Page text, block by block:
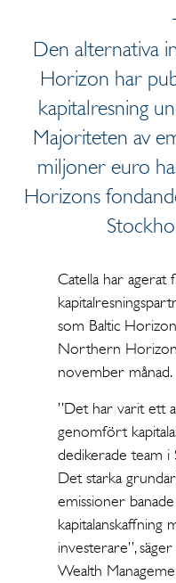
Den alternativa
Horizon har
kapitalresning
Majoriteten av
miljoner euro
Horizons
Catella har agerat
som Baltic
Northern
november månad.
”Det har varit ett
genomfört
dedikerade team i
Det starka
emissioner
kapitalanskaffning
investerare”,
Wealth